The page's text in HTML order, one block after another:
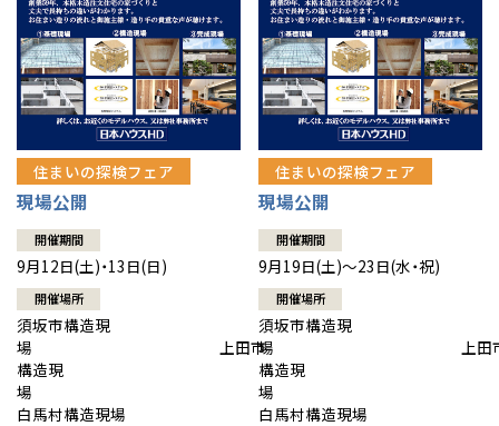
住まいの探検フェア
現場公開
開催期間
9月12日(土)・13日(日)
開催場所
須坂市構造現
場 上田市
構造現
場
白馬村構造現場
住まいの探検フェア
現場公開
開催期間
9月19日(土)～23日(水・祝)
開催場所
須坂市構造現
場 上田
構造現
白馬村構造現場